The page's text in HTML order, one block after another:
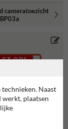
cameratoezicht
Naast
plaatsen